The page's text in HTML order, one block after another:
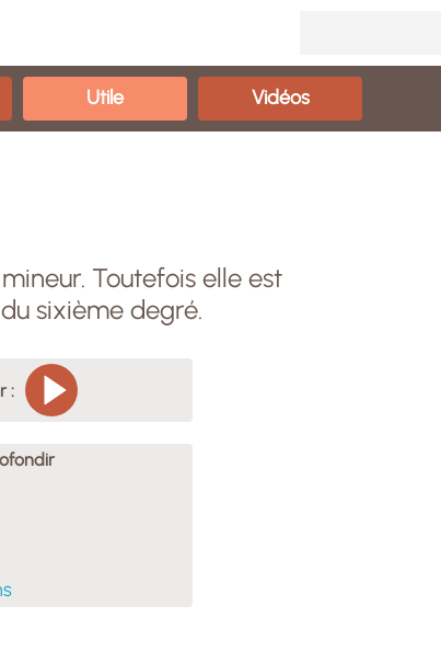
Utile Vidéos
Toutefois elle est
sixième degré.
: